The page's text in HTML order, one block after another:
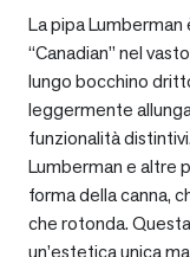
La pipa Lumberman
“Canadian” nel
lungo bocchino
leggermente
funzionalità
Lumberman e altre
forma della canna,
che rotonda.
un’estetica unica